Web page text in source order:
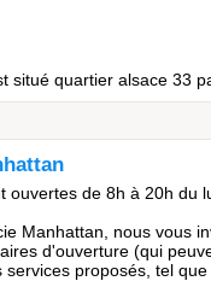
situé quartier alsace 33
ouvertes de 8h à 20h du
Manhattan, nous vous
d'ouverture (qui
proposés, tel que